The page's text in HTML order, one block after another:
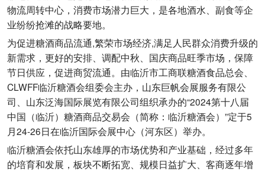
物流周转中心，消费市场潜力巨大，是各地酒水、副食等企
业纷纷抢滩的战略要地。
为促进糖酒商品流通,繁荣市场经济,满足人民群众消费升级的
新需求，更好的安排、调配中秋、国庆商品旺季市场，保障
节日供应，促进商贸流通。由临沂市工商联糖酒食品总会、
CLWFF临沂糖酒会组委会主办，山东巨帆会展服务有限公
司、山东泛海国际展览有限公司组织承办的“2024第十八届
中国（临沂）糖酒商品交易会（简称：临沂糖酒会）”定于5
月24-26日在临沂国际会展中心（河东区）举办。
临沂糖酒会依托山东雄厚的市场优势和产业基础，经过多年
的培育和发展，板块不断拓宽、规模日益扩大、客商逐年增